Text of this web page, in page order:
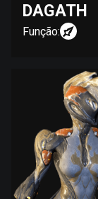
DAGATH
Função: